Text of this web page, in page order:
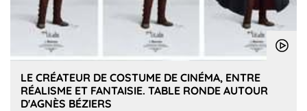
LE CRÉATEUR DE COSTUME DE CINÉMA, ENTRE
RÉALISME ET FANTAISIE. TABLE RONDE AUTOUR
D'AGNÈS BÉZIERS